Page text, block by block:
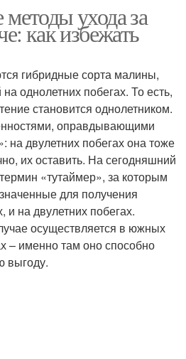
ухода за
как избежать
гибридные сорта малины,
однолетних побегах. То есть,
становится однолетником.
оправдывающими
на двулетних побегах она тоже
их оставить. На сегодняшний
«тутаймер», за которым
для получения
и на двулетних побегах.
осуществляется в южных
– именно там оно способно
выгоду.